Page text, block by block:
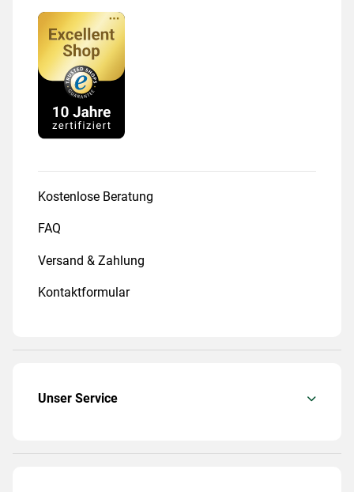
Kostenlose Beratung
FAQ
Versand & Zahlung
Kontaktformular
Unser Service